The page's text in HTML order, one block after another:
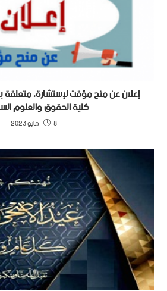
إعلان عن منح مؤقت لإستشارة، متعلقة
كلية الحقوق والعلوم
8 مايو 2023